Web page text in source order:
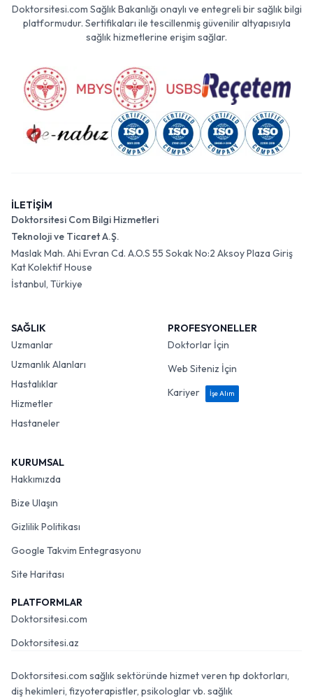
Doktorsitesi.com Sağlık Bakanlığı onaylı ve entegreli bir sağlık bilgi
platformudur. Sertifikaları ile tescillenmiş güvenilir altyapısıyla
sağlık hizmetlerine erişim sağlar.
İLETİŞİM
Doktorsitesi Com Bilgi Hizmetleri
Teknoloji ve Ticaret A.Ş.
Maslak Mah. Ahi Evran Cd. A.O.S 55 Sokak No:2 Aksoy Plaza Giriş
Kat Kolektif House
İstanbul, Türkiye
SAĞLIK
Uzmanlar
Uzmanlık Alanları
Hastalıklar
Hizmetler
Hastaneler
PROFESYONELLER
Doktorlar İçin
Web Siteniz İçin
Kariyer
İşe Alım
KURUMSAL
Hakkımızda
Bize Ulaşın
Gizlilik Politikası
Google Takvim Entegrasyonu
Site Haritası
PLATFORMLAR
Doktorsitesi.com
Doktorsitesi.az
Doktorsitesi.com sağlık sektöründe hizmet veren tıp doktorları,
diş hekimleri, fizyoterapistler, psikologlar vb. sağlık